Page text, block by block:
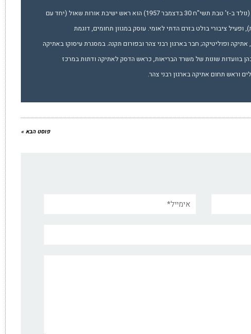
הרב יובל שֶרְלוֹ (נולד ב-ז' טבת תשי"ח 30 בדצמבר 1957) הוא ראש ישיבת אורות שאול (יחד עם
ופעיל ציבורי בולט בזרם הדתי לאומי. עוסק במגוון תחומים, דוגמת
אתיקה ופוליטיקה; חבר בארגון רבני צהר ובפורום תקנה. במסגרת עיסוקו באתיקה
בוועדות שונות של משרד הבריאות, כראש הדסק לאתיקה ודתות במרכז
וראש תחום אתיקה בארגון רבני צהר.
פוסט הבא »